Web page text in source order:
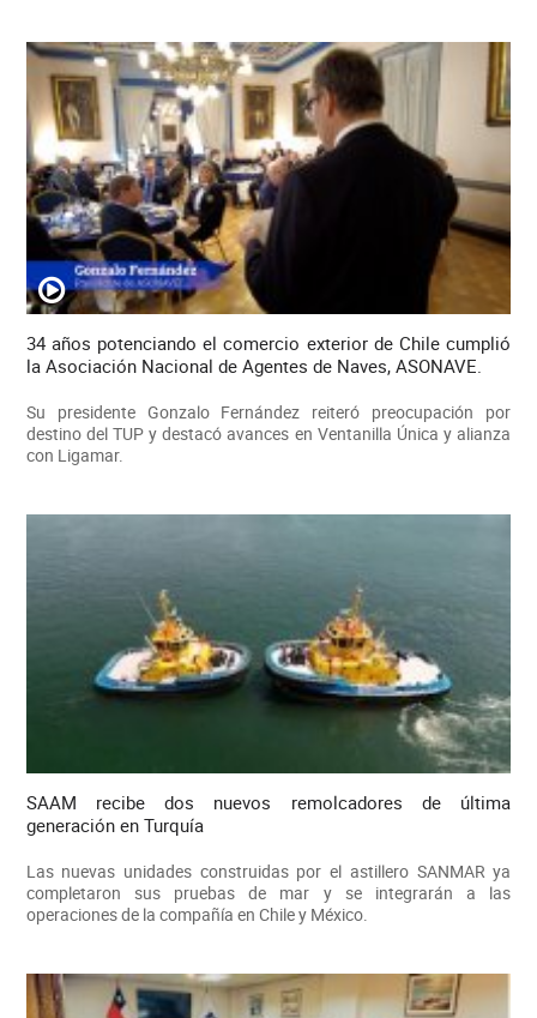
34 años potenciando el comercio exterior de Chile cumplió
la Asociación Nacional de Agentes de Naves, ASONAVE.
Su presidente Gonzalo Fernández reiteró preocupación por
destino del TUP y destacó avances en Ventanilla Única y alianza
con Ligamar.
SAAM recibe dos nuevos remolcadores de última
generación en Turquía
Las nuevas unidades construidas por el astillero SANMAR ya
completaron sus pruebas de mar y se integrarán a las
operaciones de la compañía en Chile y México.